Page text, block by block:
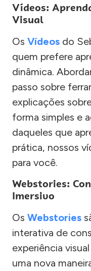
Vídeos:
Visual
Os Vídeos do
quem prefere
dinâmica.
passo sobre
explicações
forma simples e
daqueles que
prática, nossos
para você.
Webstories:
Imersivo
Os Webstories
interativa de
experiência
uma nova